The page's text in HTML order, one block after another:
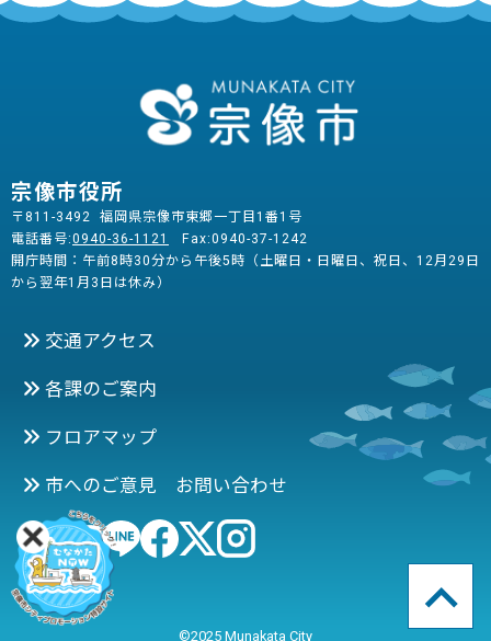
宗像市役所
〒811-3492 福岡県宗像市東郷一丁目1番1号
電話番号:0940-36-1121
Fax:0940-37-1242
開庁時間：午前8時30分から午後5時（土曜日・日曜日、祝日、12月29日
から翌年1月3日は休み）
交通アクセス
各課のご案内
フロアマップ
市へのご意見 お問い合わせ
©2025 Munakata City